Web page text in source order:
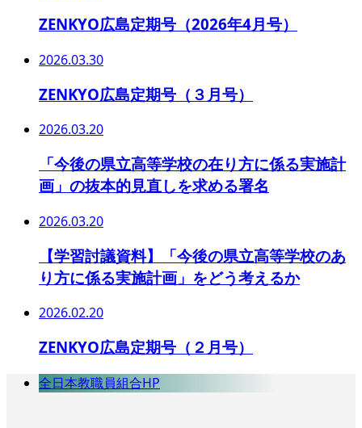
ZENKYO広島定期号（2026年4月号）
2026.03.30
ZENKYO広島定期号（３月号）
2026.03.20
「今後の県立高等学校の在り方に係る実施計
画」の抜本的見直しを求める署名
2026.03.20
【学習討議資料】「今後の県立高等学校のあ
り方に係る実施計画」をどう考えるか
2026.02.20
ZENKYO広島定期号（２月号）
全日本教職員組合HP